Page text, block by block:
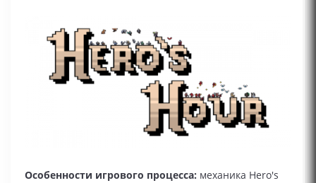
Особенности игрового процесса: механика Hero's